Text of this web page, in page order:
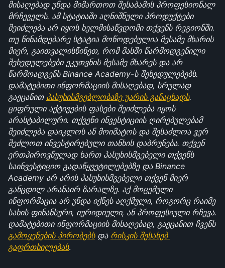
მისაღებად უნდა მიმართოთ შესაბამის პროფესიონალ
მრჩეველს. ამ სტატიაში აღნიშნული პროდუქტები
შეიძლება არ იყოს ხელმისაწვდომი თქვენს რეგიონში.
თუ წინამდებარე სტატია მოწოდებულია მესამე მხარის
მიერ, გაითვალისწინეთ, რომ მასში წარმოდგენილი
შეხედულებები ეკუთვნის მესამე მხარეს და არ
წარმოადგენს Binance Academy-ს შეხედულებებს.
დამატებითი ინფორმაციის მისაღებად, სრულად
გაეცანით პასუხისმგებლობაზე უარის განაცხადს.
ციფრული აქტივების ფასები შეიძლება იყოს
არასტაბილური. თქვენი ინვესტიციის ღირებულებამ
შეიძლება დაიკლოს ან მოიმატოს და შესაძლოა ვერ
შეძლოთ ინვესტირებული თანხის დაბრუნება. თქვენ
ერთპიროვნულად ხართ პასუხისმგებელი თქვენს
საინვესტიციო გადაწყვეტილებებზე და Binance
Academy არ არის პასუხისმგებელი თქვენ მიერ
განცდილ არანაირ ზარალზე. აქ მოცემული
ინფორმაცია არ უნდა იქნეს აღქმული, როგორც რაიმე
სახის ფინანსური, იურიდიული, ან პროფესიული რჩევა.
დამატებითი ინფორმაციის მისაღებად, გაეცანით ჩვენს
გამოყენების პირობებს და რისკის შესახებ
გაფრთხილებას.